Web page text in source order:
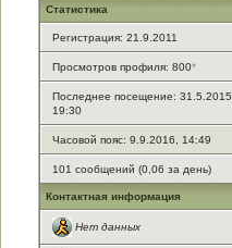
Статистика
Регистрация: 21.9.2011
Просмотров профиля: 800*
Последнее посещение: 31.5.2015,
19:30
Часовой пояс: 9.9.2016, 14:49
101 сообщений (0,06 за день)
Контактная информация
Нет данных